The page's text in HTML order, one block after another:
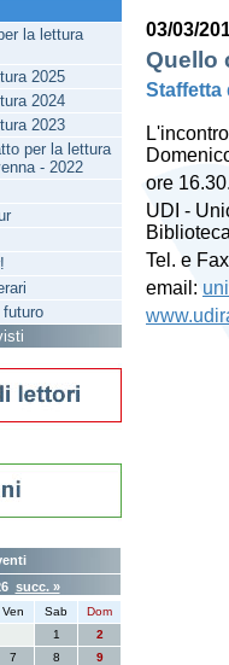
03/03/
Quello
Staffetta
ore
UDI -
Tel. e
email:
la lettura
2025
2024
2023
per la lettura
- 2022
succ. »
Ven Sab
Dom
1
2
7 8
9